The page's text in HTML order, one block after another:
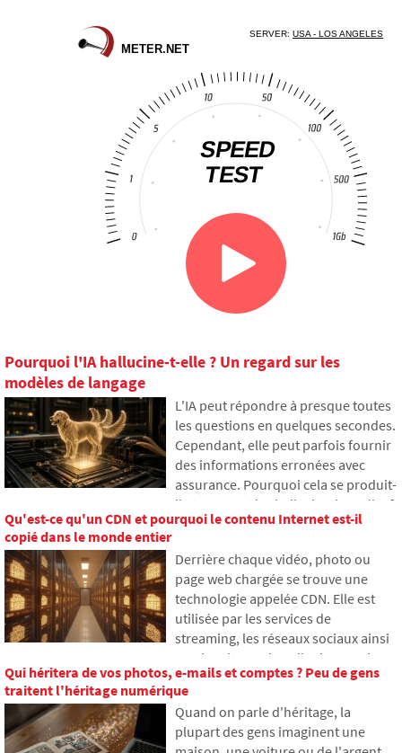
Pourquoi l'IA hallucine-t-elle ? Un regard sur les
modèles de langage
L'IA peut répondre à presque toutes
les questions en quelques secondes.
Cependant, elle peut parfois fournir
des informations erronées avec
assurance. Pourquoi cela se produit-
il et que sont les hallucinations d'IA ?
Dans cet article, nous expliquons
langage fonctionnent, pourquoi ils
génèrent parfois des réponses
fausses et comment les
développeurs tentent
progressivement de limiter ce
Qu'est-ce qu'un CDN et pourquoi le contenu Internet est-il
copié dans le monde entier
Derrière chaque vidéo, photo ou
page web chargée se trouve une
technologie appelée CDN. Elle est
utilisée par les services de
streaming, les réseaux sociaux ainsi
que les sites web ordinaires, mais
beaucoup n'en ont jamais entendu
parler. Dans cet article, nous
expliquerons ce que signifie cet
acronyme, comment il fonctionne,
Qui héritera de vos photos, e-mails et comptes ? Peu de gens
traitent l'héritage numérique
Quand on parle d'héritage, la
plupart des gens imaginent une